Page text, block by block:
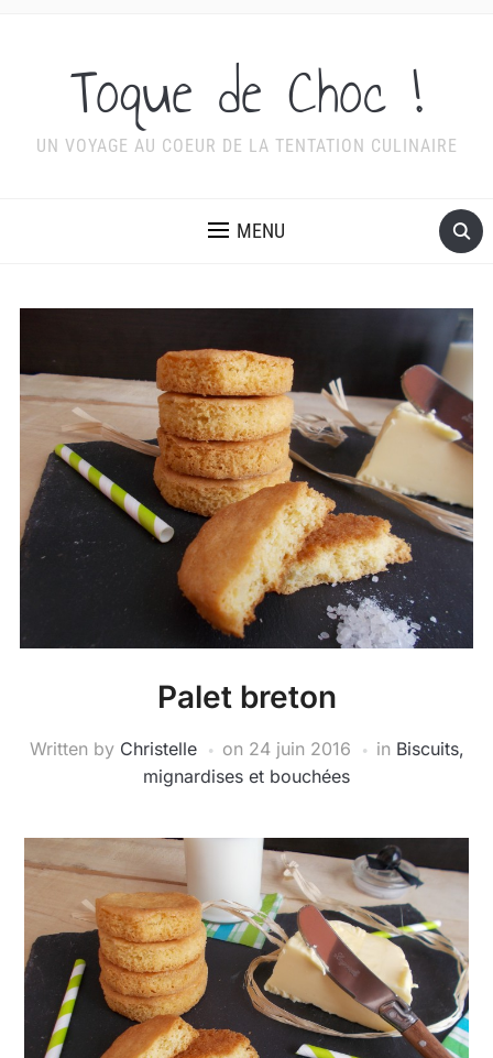
Toque de Choc !
UN VOYAGE AU COEUR DE LA TENTATION CULINAIRE
MENU
Palet breton
Written by Christelle on 24 juin 2016 in Biscuits,
mignardises et bouchées